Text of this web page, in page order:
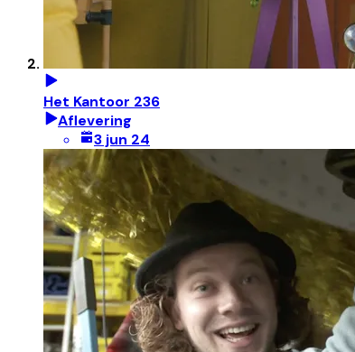
Het Kantoor 236
Aflevering
3 jun 24